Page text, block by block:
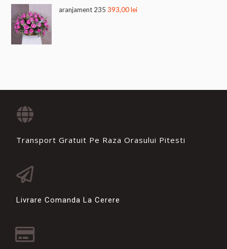
aranjament 235 393,00lei
Transport Gratuit Pe Raza Orasului Pitesti
Livrare Comanda La Cerere